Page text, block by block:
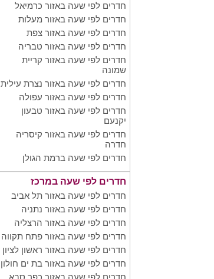
חדרים לפי שעה באזור כרמיאל
חדרים לפי שעה באזור מעלות
חדרים לפי שעה באזור צפת
חדרים לפי שעה באזור טבריה
חדרים לפי שעה באזור קריית
שמונה
חדרים לפי שעה באזור נצרת עילית
חדרים לפי שעה באזור עפולה
חדרים לפי שעה באזור טבעון
יקנעם
חדרים לפי שעה באזור קיסריה
חדרה
חדרים לפי שעה ברמת הגולן
חדרים לפי שעה במרכז
חדרים לפי שעה באזור תל אביב
חדרים לפי שעה באזור נתניה
חדרים לפי שעה באזור הרצליה
חדרים לפי שעה באזור פתח תקווה
חדרים לפי שעה באזור ראשון לציון
חדרים לפי שעה באזור בת ים חולון
חדרים לפי שעה באזור כפר סבא